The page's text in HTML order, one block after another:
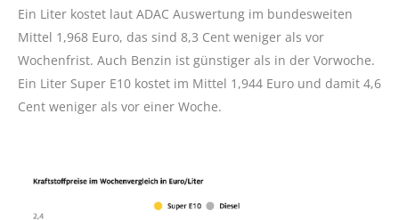
Ein Liter kostet laut ADAC Auswertung im bundesweiten
Mittel 1,968 Euro, das sind 8,3 Cent weniger als vor
Wochenfrist. Auch Benzin ist günstiger als in der Vorwoche.
Ein Liter Super E10 kostet im Mittel 1,944 Euro und damit 4,6
Cent weniger als vor einer Woche.